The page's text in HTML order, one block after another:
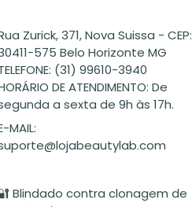
Zurick, 371, Nova Suissa - CEP:
575 Belo Horizonte MG
(31) 99610-3940
DE ATENDIMENTO: De
a sexta de 9h às 17h.
MAIL:
Blindado contra clonagem de